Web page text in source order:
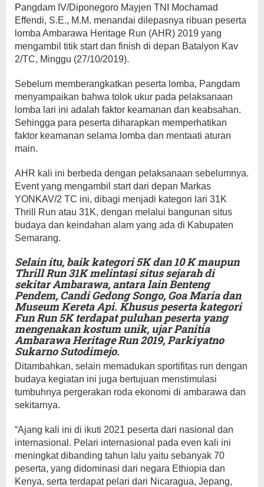
Pangdam IV/Diponegoro Mayjen TNI Mochamad
Effendi, S.E., M.M. menandai dilepasnya ribuan peserta
lomba Ambarawa Heritage Run (AHR) 2019 yang
mengambil titik start dan finish di depan Batalyon Kav
2/TC, Minggu (27/10/2019).
Sebelum memberangkatkan peserta lomba, Pangdam
menyampaikan bahwa tolok ukur pada pelaksanaan
lomba lari ini adalah faktor keamanan dan keabsahan.
Sehingga para peserta diharapkan memperhatikan
faktor keamanan selama lomba dan mentaati aturan
main.
AHR kali ini berbeda dengan pelaksanaan sebelumnya.
Event yang mengambil start dari depan Markas
YONKAV/2 TC ini, dibagi menjadi kategori lari 31K
Thrill Run atau 31K, dengan melalui bangunan situs
budaya dan keindahan alam yang ada di Kabupaten
Semarang.
Selain itu, baik kategori 5K dan 10 K maupun
Thrill Run 31K melintasi situs sejarah di
sekitar Ambarawa, antara lain Benteng
Pendem, Candi Gedong Songo, Goa Maria dan
Museum Kereta Api. Khusus peserta kategori
Fun Run 5K terdapat puluhan peserta yang
mengenakan kostum unik, ujar Panitia
Ambarawa Heritage Run 2019, Parkiyatno
Sukarno Sutodimejo.
Ditambahkan, selain memadukan sportifitas run dengan
budaya kegiatan ini juga bertujuan menstimulasi
tumbuhnya pergerakan roda ekonomi di ambarawa dan
sekitarnya.
“Ajang kali ini di ikuti 2021 peserta dari nasional dan
internasional. Pelari internasional pada even kali ini
meningkat dibanding tahun lalu yaitu sebanyak 70
peserta, yang didominasi dari negara Ethiopia dan
Kenya, serta terdapat pelari dari Nicaragua, Jepang,